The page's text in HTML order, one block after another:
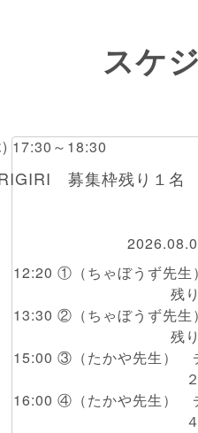
スケ
17:30～18:30
募集枠残り１名
12:20 ①（ちゃぼうず先
残
13:30 ②（ちゃぼうず先
残
15:00 ③（たかや先生）
16:00 ④（たかや先生）